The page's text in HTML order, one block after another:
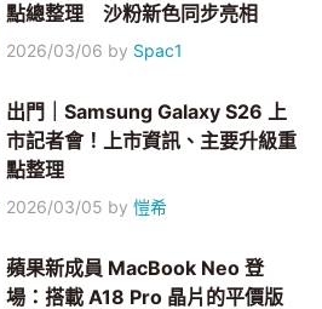
點總整理 沙粉新色同步亮相
2026/03/06 by Spac1
出門｜Samsung Galaxy S26 上
市記者會！上市資訊、主要升級重
點整理
2026/03/05 by愷希
蘋果新成員 MacBook Neo 登
場：搭載 A18 Pro 晶片的平價版